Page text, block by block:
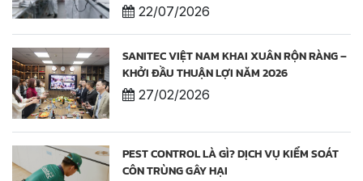
22/07/2026
SANITEC VIỆT NAM KHAI XUÂN RỘN RÀNG –
KHỞI ĐẦU THUẬN LỢI NĂM 2026
27/02/2026
PEST CONTROL LÀ GÌ? DỊCH VỤ KIỂM SOÁT
CÔN TRÙNG GÂY HẠI